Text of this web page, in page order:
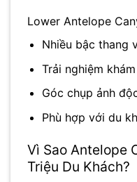
Lower Antelope
Nhiều bậc thang
Trải nghiệm
Góc chụp ảnh
Phù hợp với du
Vì Sao Antelope
Triệu Du Khách?